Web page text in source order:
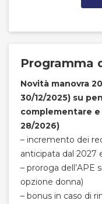
Programma
Novità manovra
30/12/2025) su
complementare e
28/2026)
– incremento dei
anticipata dal 2027
– proroga dell’APE
opzione donna)
– bonus in caso di